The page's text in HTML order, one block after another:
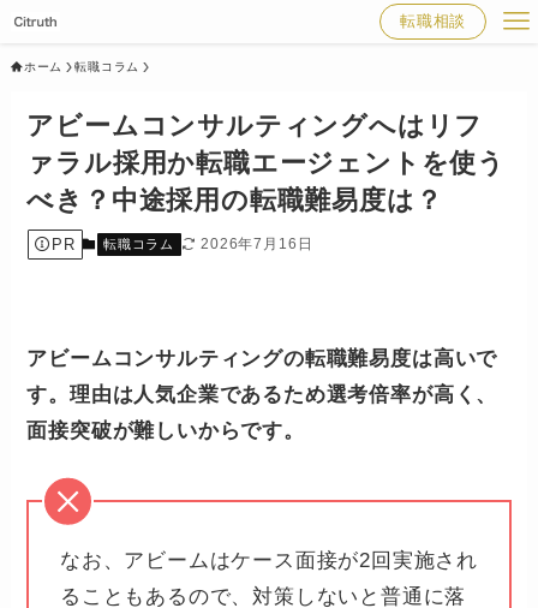
転職相談
ホーム 転職コラム
アビームコンサルティングへはリフ
ァラル採用か転職エージェントを使う
べき？中途採用の転職難易度は？
PR 転職コラム 2026年7月16日
アビームコンサルティングの転職難易度は高いで
す。理由は人気企業であるため選考倍率が高く、
面接突破が難しいからです。
なお、アビームはケース面接が2回実施され
ることもあるので、対策しないと普通に落